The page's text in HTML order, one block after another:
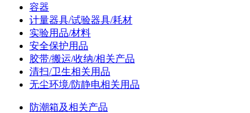
容器
计量器具/试验器具/耗材
实验用品/材料
安全保护用品
胶带/搬运/收纳/相关产品
清扫/卫生相关用品
无尘环境/防静电相关用品
防潮箱及相关产品